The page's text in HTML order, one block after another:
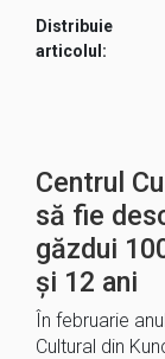
Distribuie
articolul:
Centrul
să fie
găzdui
și 12 ani
În februarie
Cultural din